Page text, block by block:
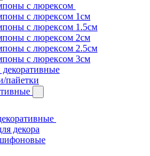
с люрексом
с люрексом 1см
с люрексом 1.5см
с люрексом 2см
с люрексом 2.5см
с люрексом 3см
пайетки
декора